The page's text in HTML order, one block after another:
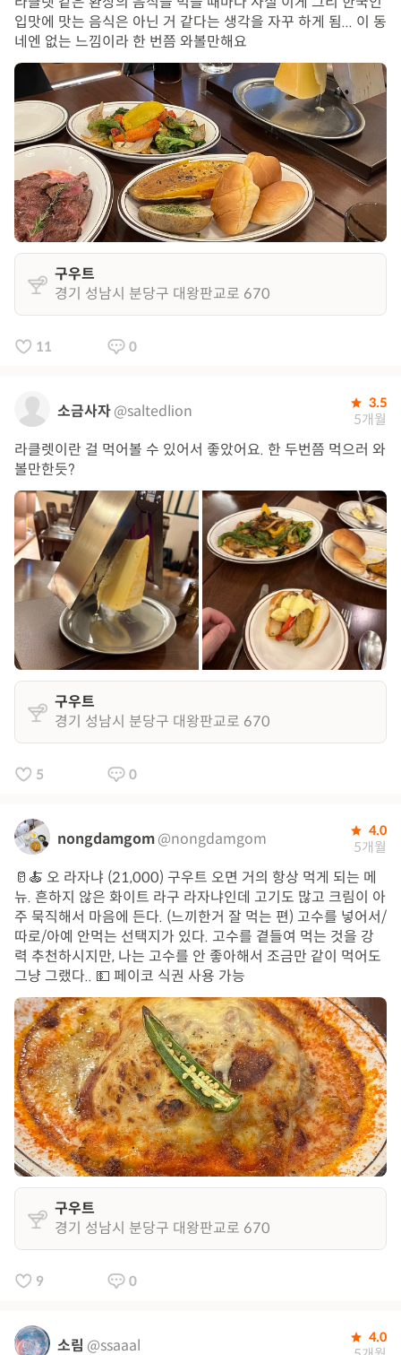
입맛에 맛는 음식은 아닌 거 같다는 생각을 자꾸 하게 됨... 이 동
네엔 없는 느낌이라 한 번쯤 와볼만해요
구우트
경기 성남시 분당구 대왕판교로 670
11 0
소금사자@saltedlion 3.5
5개월
라클렛이란 걸 먹어볼 수 있어서 좋았어요. 한 두번쯤 먹으러 와
볼만한듯?
구우트
경기 성남시 분당구 대왕판교로 670
5 0
nongdamgom@nongdamgom 4.0
5개월
🥛🍝 오 라자냐 (21,000) 구우트 오면 거의 항상 먹게 되는 메
뉴. 흔하지 않은 화이트 라구 라자냐인데 고기도 많고 크림이 아
주 묵직해서 마음에 든다. (느끼한거 잘 먹는 편) 고수를 넣어서/
따로/아예 안먹는 선택지가 있다. 고수를 곁들여 먹는 것을 강
력 추천하시지만, 나는 고수를 안 좋아해서 조금만 같이 먹어도
그냥 그랬다.. 💵 페이코 식권 사용 가능
구우트
경기 성남시 분당구 대왕판교로 670
9 0
소림 @ssaaal 4.0